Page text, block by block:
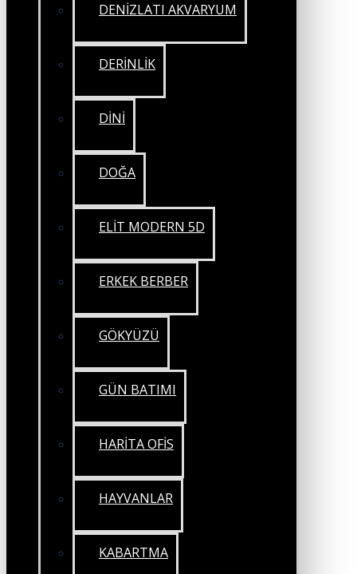
DENİZLATI AKVARYUM
DERİNLİK
DİNİ
DOĞA
ELİT MODERN 5D
ERKEK BERBER
GÖKYÜZÜ
GÜN BATIMI
HARİTA OFİS
HAYVANLAR
KABARTMA